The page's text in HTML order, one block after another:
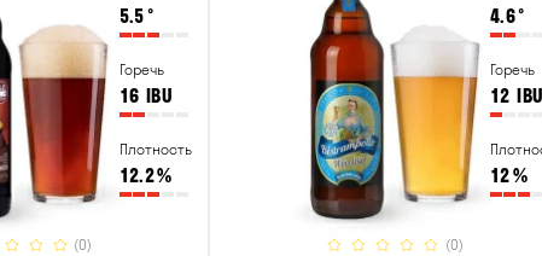
5.5°
Горечь
16 IBU
Плотность
12.2%
(0)
4.6°
Горечь
12 IBU
12%
(0)